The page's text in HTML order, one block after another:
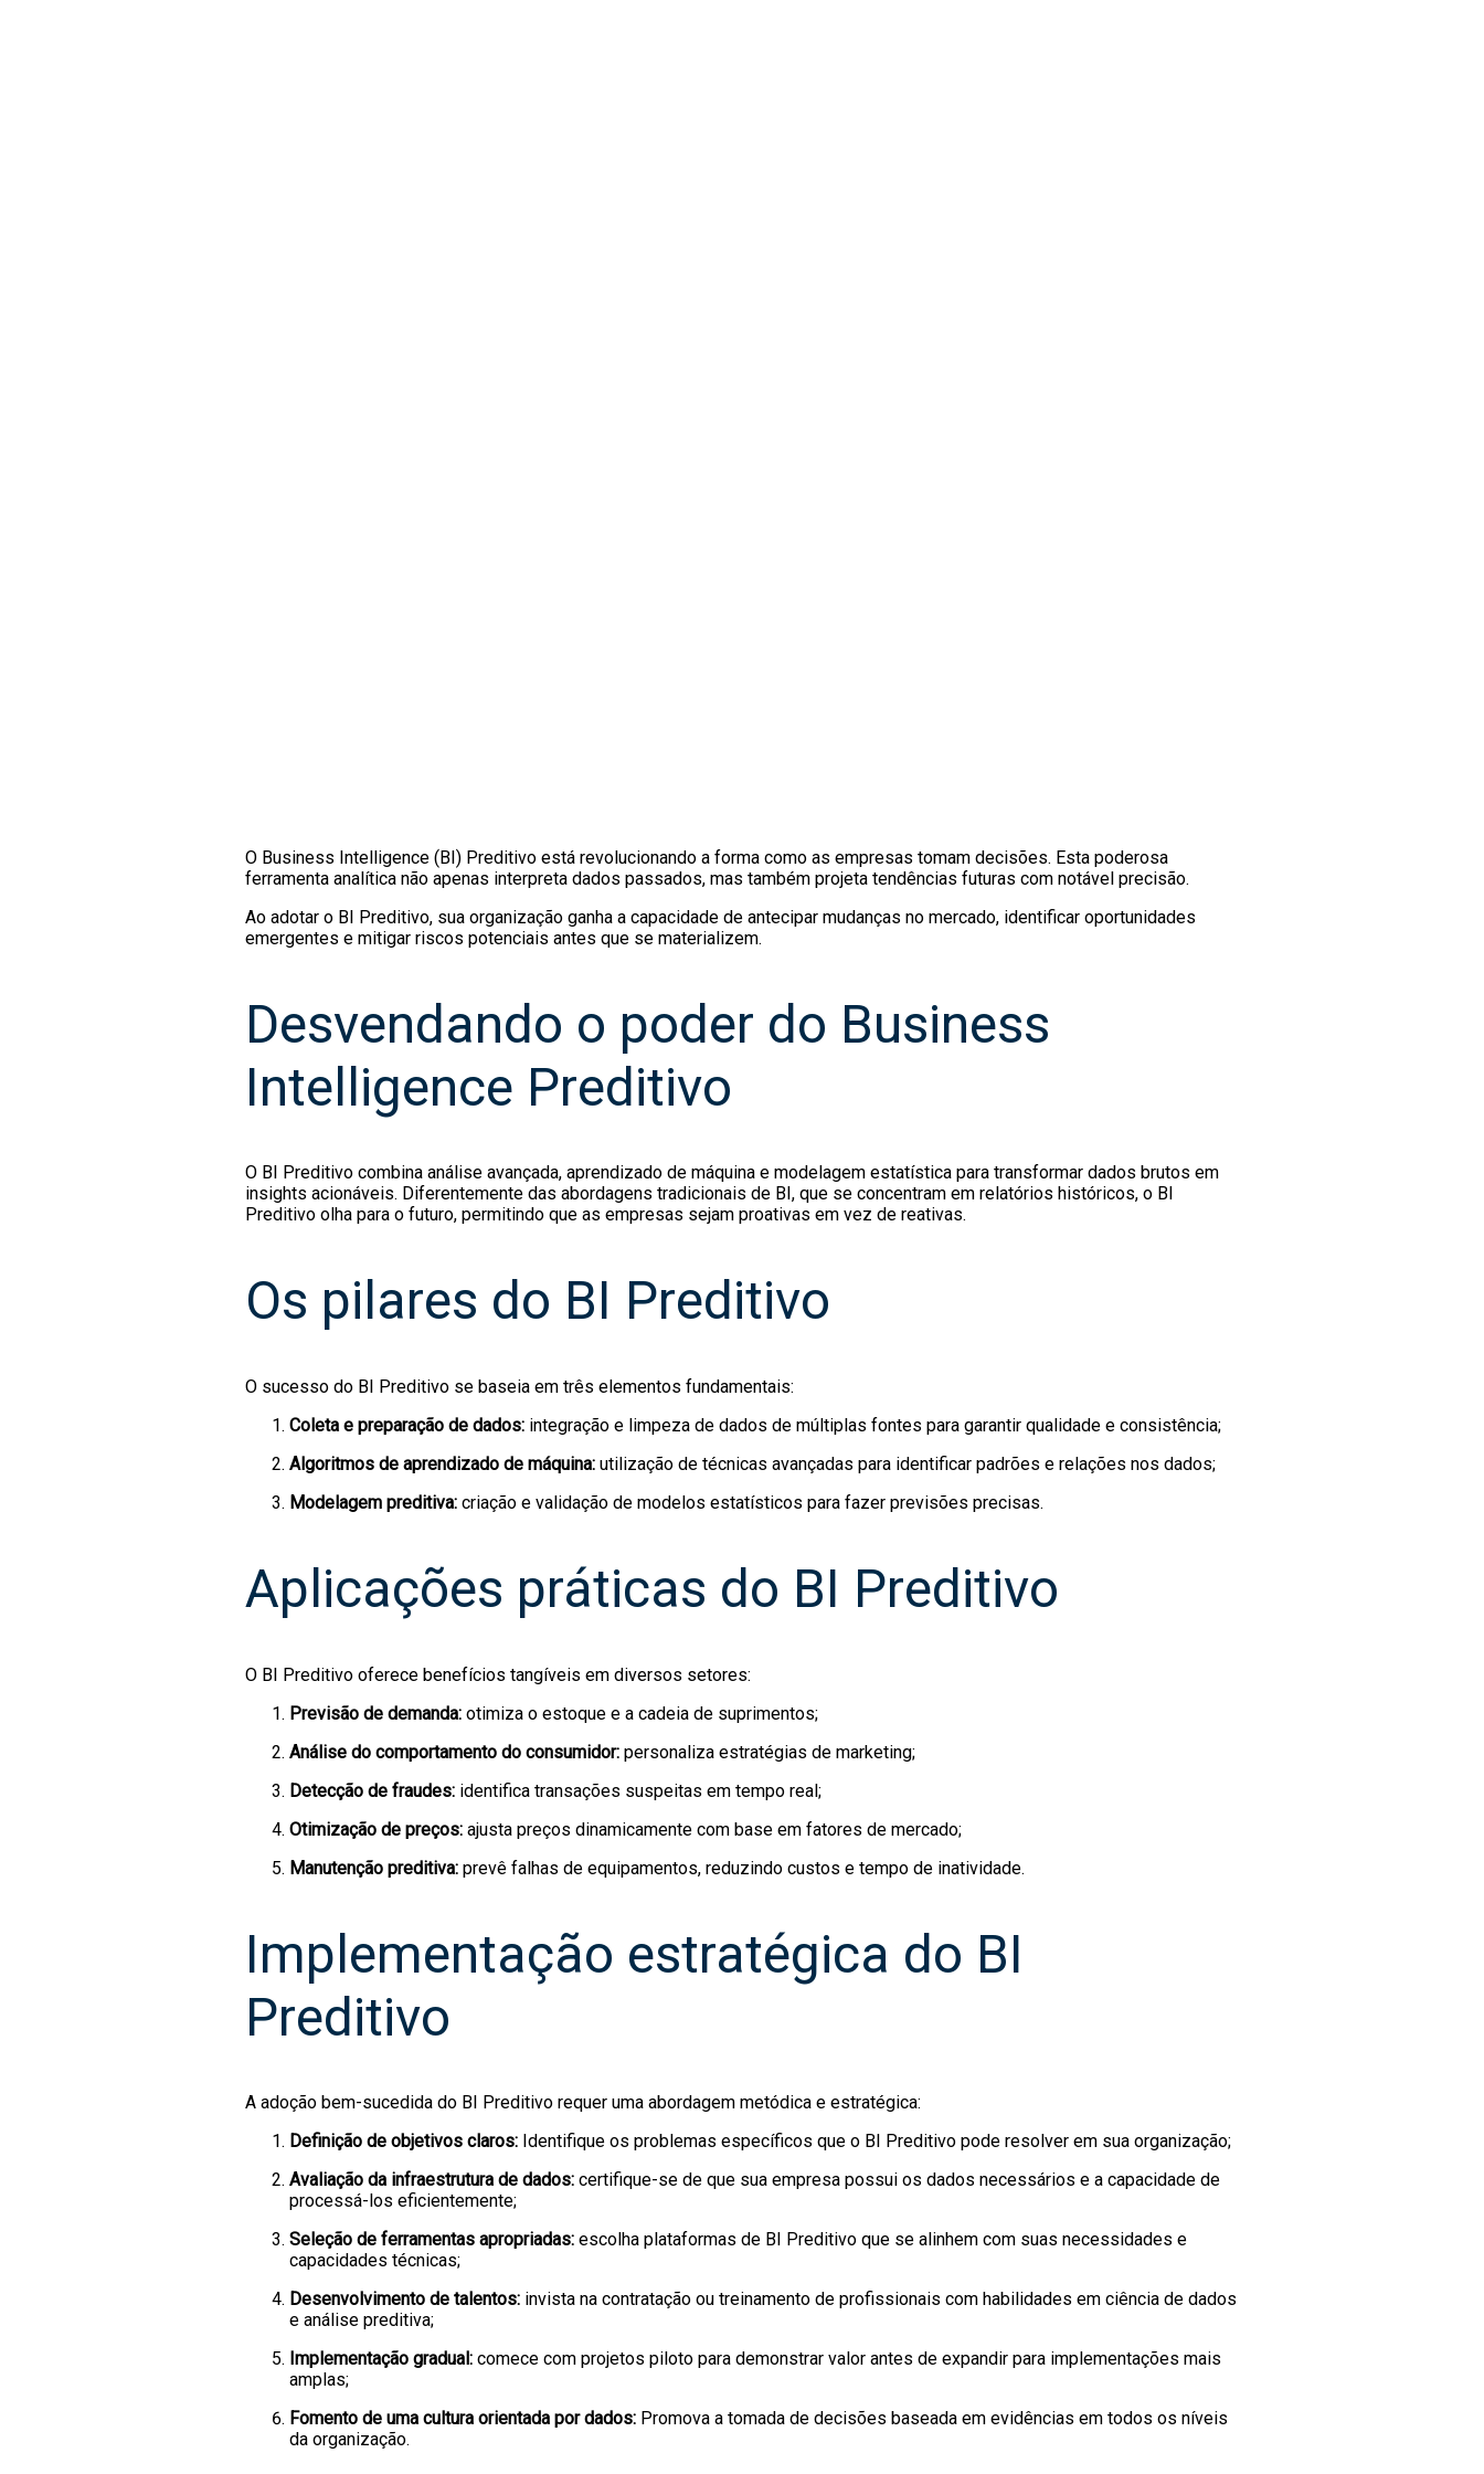
O Business Intelligence (BI) Preditivo está revolucionando a forma como as empresas tomam decisões. Esta poderosa
ferramenta analítica não apenas interpreta dados passados, mas também projeta tendências futuras com notável precisão.
Ao adotar o BI Preditivo, sua organização ganha a capacidade de antecipar mudanças no mercado, identificar oportunidades
emergentes e mitigar riscos potenciais antes que se materializem.
Desvendando o poder do Business
Intelligence Preditivo
O BI Preditivo combina análise avançada, aprendizado de máquina e modelagem estatística para transformar dados brutos em
insights acionáveis. Diferentemente das abordagens tradicionais de BI, que se concentram em relatórios históricos, o BI
Preditivo olha para o futuro, permitindo que as empresas sejam proativas em vez de reativas.
Os pilares do BI Preditivo
O sucesso do BI Preditivo se baseia em três elementos fundamentais:
Coleta e preparação de dados: integração e limpeza de dados de múltiplas fontes para garantir qualidade e consistência;
Algoritmos de aprendizado de máquina: utilização de técnicas avançadas para identificar padrões e relações nos dados;
Modelagem preditiva: criação e validação de modelos estatísticos para fazer previsões precisas.
Aplicações práticas do BI Preditivo
O BI Preditivo oferece benefícios tangíveis em diversos setores:
Previsão de demanda: otimiza o estoque e a cadeia de suprimentos;
Análise do comportamento do consumidor: personaliza estratégias de marketing;
Detecção de fraudes: identifica transações suspeitas em tempo real;
Otimização de preços: ajusta preços dinamicamente com base em fatores de mercado;
Manutenção preditiva: prevê falhas de equipamentos, reduzindo custos e tempo de inatividade.
Implementação estratégica do BI
Preditivo
A adoção bem-sucedida do BI Preditivo requer uma abordagem metódica e estratégica:
Definição de objetivos claros: Identifique os problemas específicos que o BI Preditivo pode resolver em sua organização;
Avaliação da infraestrutura de dados: certifique-se de que sua empresa possui os dados necessários e a capacidade de
processá-los eficientemente;
Seleção de ferramentas apropriadas: escolha plataformas de BI Preditivo que se alinhem com suas necessidades e
capacidades técnicas;
Desenvolvimento de talentos: invista na contratação ou treinamento de profissionais com habilidades em ciência de dados
e análise preditiva;
Implementação gradual: comece com projetos piloto para demonstrar valor antes de expandir para implementações mais
amplas;
Fomento de uma cultura orientada por dados: Promova a tomada de decisões baseada em evidências em todos os níveis
da organização.